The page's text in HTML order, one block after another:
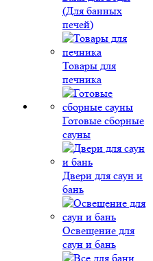
(Для банных
печей)
Товары для
печника
Готовые сборные
сауны
Двери для саун и
бань
Освещение для
саун и бань